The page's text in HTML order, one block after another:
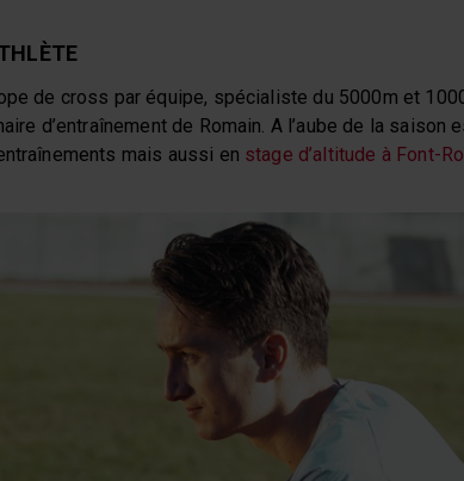
de cross par équipe, spécialiste du 5000m et
d’entraînement de Romain. A l’aube de la
mais aussi en stage d’altitude à Font-